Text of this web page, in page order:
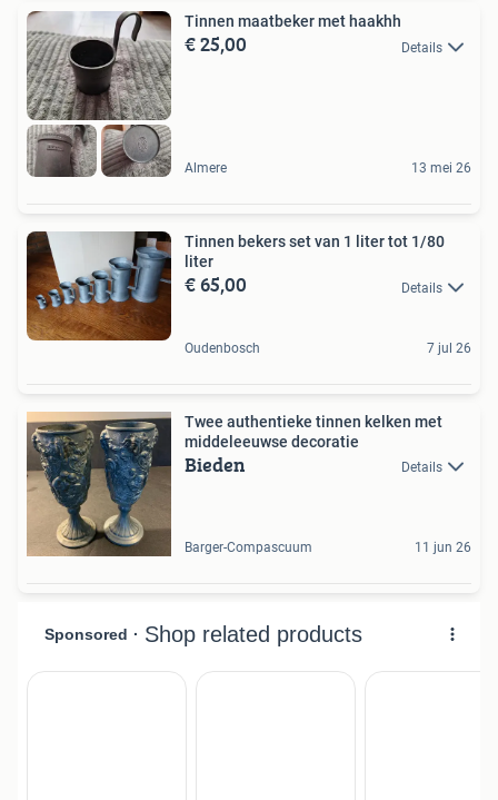
Tinnen maatbeker met haakhh
€ 25,00 Details
Almere 13 mei 26
Tinnen bekers set van 1 liter tot 1/80
liter
€ 65,00 Details
Oudenbosch 7 jul 26
Twee authentieke tinnen kelken met
middeleeuwse decoratie
Bieden Details
Barger-Compascuum 11 jun 26